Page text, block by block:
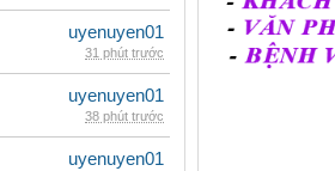
uyenuyen01
31 phút trước
uyenuyen01
38 phút trước
uyenuyen01